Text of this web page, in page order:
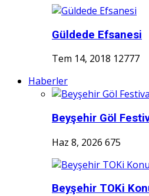
Güldede Efsanesi
Tem 14, 2018 12777
Haberler
Beyşehir Göl
Haz 8, 2026 675
Beyşehir TOKi